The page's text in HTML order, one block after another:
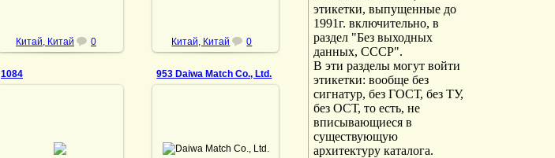
Китай, Китай 0 Китай, Китай 0
1084 953 Daiwa Match Co., Ltd.
Daiwa Match Co., Ltd.
этикетки, выпущенные до
1991г. включительно, в
раздел "Без выходных
данных, СССР".
В эти разделы могут войти
этикетки: вообще без
сигнатур, без ГОСТ, без ТУ,
без ОСТ, то есть, не
вписывающиеся в
существующую
архитектуру каталога.